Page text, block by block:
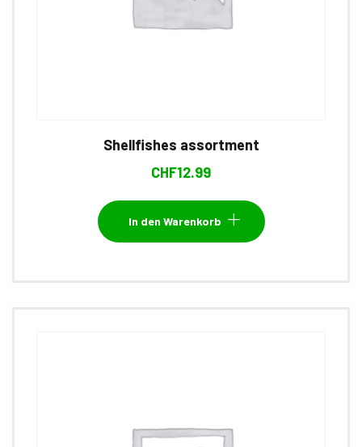
Shellfishes assortment
CHF12.99
In den Warenkorb